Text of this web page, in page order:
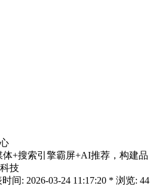
+搜索引擎霸屏+AI推荐，构建品
技
间: 2026-03-24 11:17:20 * 浏览: 44